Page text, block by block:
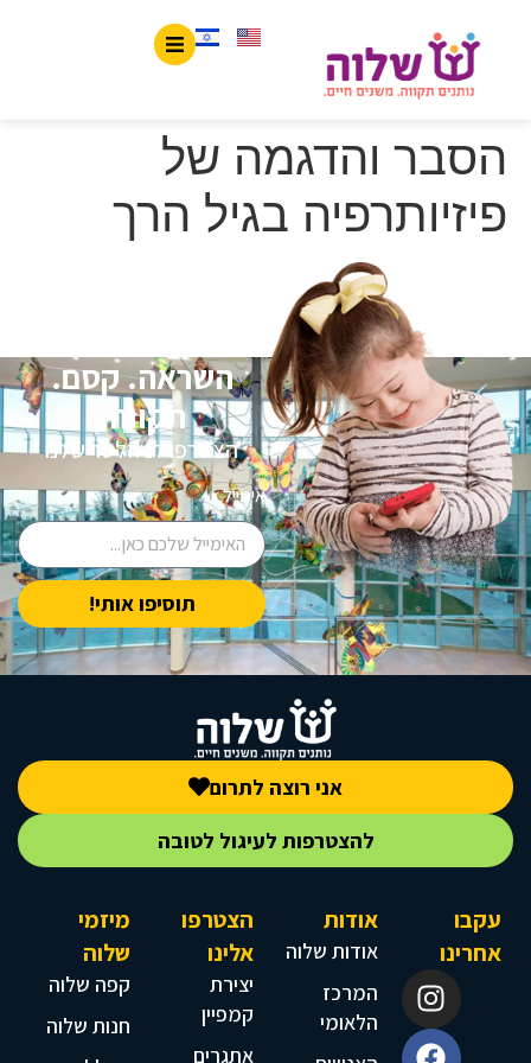
הסבר והדגמה של
פיזיותרפיה בגיל הרך
השראה. קסם.
תקווה.
הצטרפו לניוזלטר שלנו
אימייל
תוסיפו אותי!
אני רוצה לתרום
להצטרפות לעיגול לטובה
עקבו
אחרינו
אודות
אודות שלוה
המרכז
הלאומי
הצטרפו
אלינו
יצירת
קמפיין
אתגרים
מיזמי
שלוה
קפה שלוה
חנות שלוה